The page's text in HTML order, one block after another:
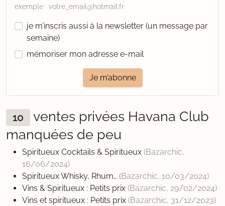
exemple : votre_email@hotmail.fr
je m’inscris aussi à la newsletter (un message par
semaine)
mémoriser mon adresse e-mail
Je m’abonne
10
ventes privées Havana Club
manquées de peu
Spiritueux Cocktails & Spiritueux (Bazarchic,
16/06/2024)
Spiritueux Whisky, Rhum… (Bazarchic, 10/03/2024)
Vins & Spiritueux : Petits prix (Bazarchic, 29/02/2024)
Vins et spiritueux : Petits prix (Bazarchic, 31/12/2023)